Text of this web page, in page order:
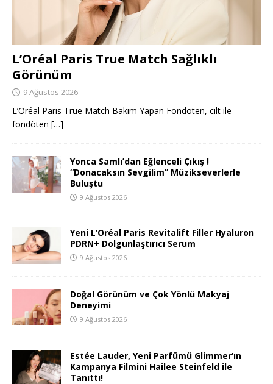
L’Oréal Paris True Match Sağlıklı
Görünüm
9 Ağustos 2026
L’Oréal Paris True Match Bakım Yapan Fondöten, cilt ile
fondöten […]
Yonca Samlı’dan Eğlenceli Çıkış !
“Donacaksın Sevgilim” Müzikseverlerle
Buluştu
9 Ağustos 2026
Yeni L’Oréal Paris Revitalift Filler Hyaluron
PDRN+ Dolgunlaştırıcı Serum
9 Ağustos 2026
Doğal Görünüm ve Çok Yönlü Makyaj
Deneyimi
9 Ağustos 2026
Estée Lauder, Yeni Parfümü Glimmer’ın
Kampanya Filmini Hailee Steinfeld ile
Tanıttı!